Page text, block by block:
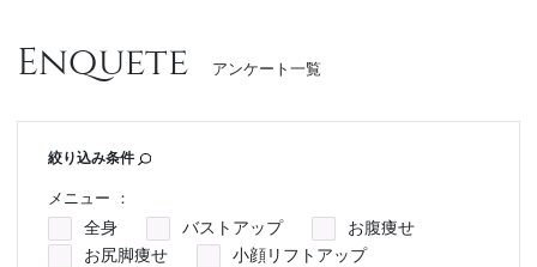
アンケート
会員登録/ログイン
Enquete アンケート一覧
絞り込み条件
メニュー ：
全身 バストアップ
お腹痩せ
お尻脚痩せ
小顔リフトアップ